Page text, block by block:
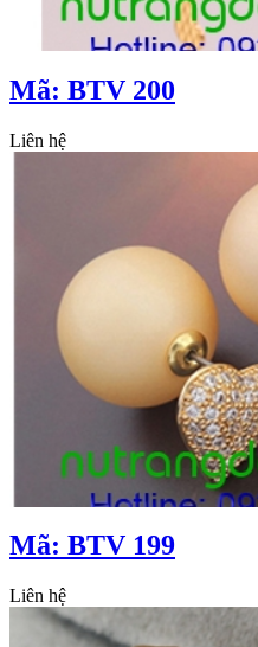
Mã: BTV 200
Liên hệ
Mã: BTV 199
Liên hệ